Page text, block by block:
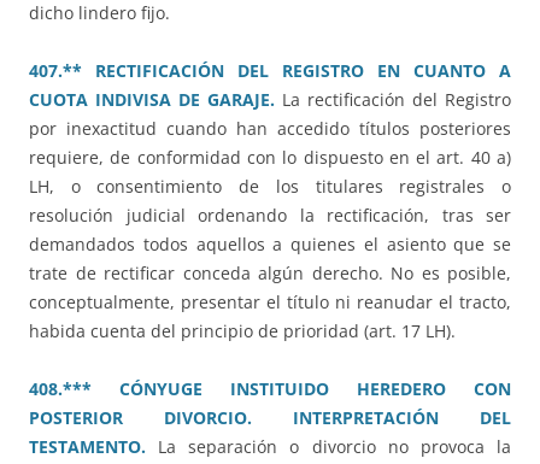
dicho lindero fijo.
407.** RECTIFICACIÓN DEL REGISTRO EN CUANTO A
CUOTA INDIVISA DE GARAJE. La rectificación del Registro
por inexactitud cuando han accedido títulos posteriores
requiere, de conformidad con lo dispuesto en el art. 40 a)
LH, o consentimiento de los titulares registrales o
resolución judicial ordenando la rectificación, tras ser
demandados todos aquellos a quienes el asiento que se
trate de rectificar conceda algún derecho. No es posible,
conceptualmente, presentar el título ni reanudar el tracto,
habida cuenta del principio de prioridad (art. 17 LH).
408.*** CÓNYUGE INSTITUIDO HEREDERO CON
POSTERIOR DIVORCIO. INTERPRETACIÓN DEL
TESTAMENTO. La separación o divorcio no provoca la